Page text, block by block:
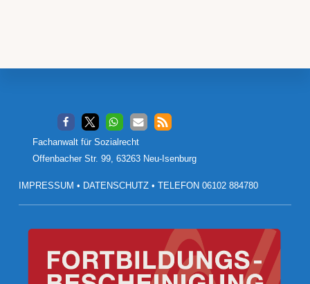
Footer
Fachanwalt für Sozialrecht
Offenbacher Str. 99, 63263 Neu-Isenburg
IMPRESSUM • DATENSCHUTZ• TELEFON 06102 884780